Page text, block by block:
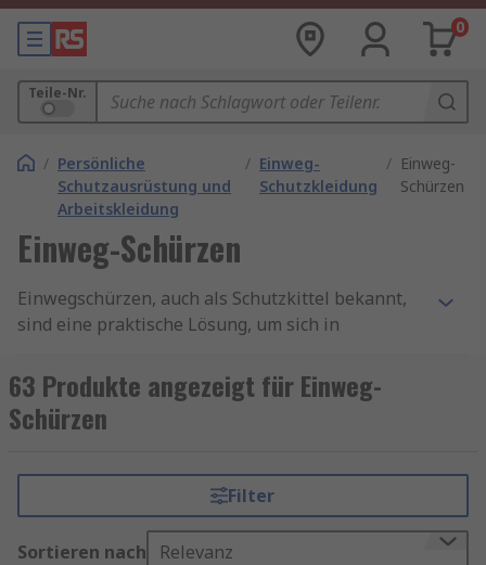
0
Teile-Nr.
/ Persönliche
Schutzausrüstung und
Arbeitskleidung
/ Einweg-
Schutzkleidung
/ Einweg-
Schürzen
Einweg-Schürzen
Einwegschürzen, auch als Schutzkittel bekannt,
sind eine praktische Lösung, um sich in
und Flecken zu schützen. Ob in der Gastronomie,
bei Veranstaltungen, in der
Lebensmittelindustrie oder beim Heimwerken -
und sind gleichzeitig bequem und hygienisch.
Einwegschürzen kaufen
63 Produkte angezeigt für Einweg-
Schürzen
Filter
Sortieren nach Relevanz